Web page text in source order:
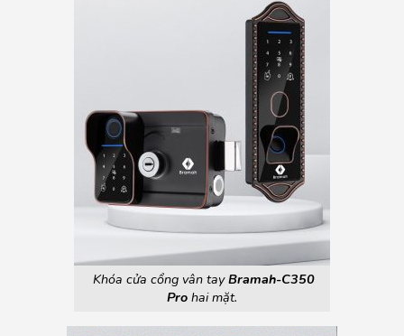
Khóa cửa cổng vân tayBramah-C350
Pro hai mặt.